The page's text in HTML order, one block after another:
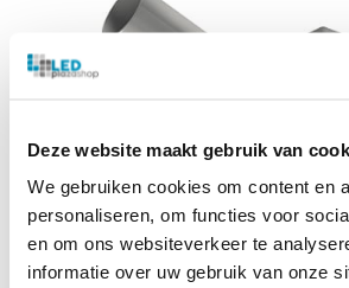
Deze website maakt gebruik van
We gebruiken cookies om content en
personaliseren, om functies voor
en om ons websiteverkeer te
informatie over uw gebruik van onze